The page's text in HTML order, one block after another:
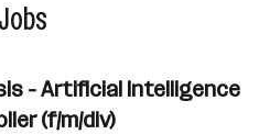
Jobs
Jobs
- Artificial Intelligence
(f/m/div)